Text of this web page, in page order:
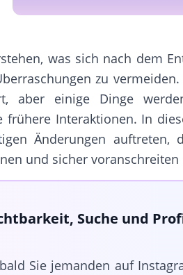
was sich nach dem
zu
aber einige Dinge
frühere Interaktionen. In
Änderungen auftreten,
und sicher voranschreiten
Suche und
Sie jemanden auf